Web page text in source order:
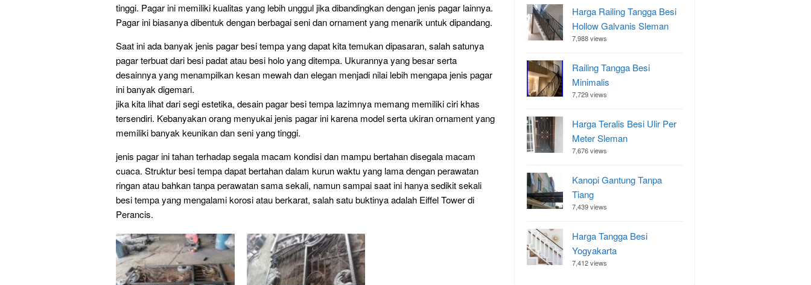
tinggi. Pagar ini memiliki kualitas yang lebih unggul jika dibandingkan dengan jenis pagar lainnya.
Pagar ini biasanya dibentuk dengan berbagai seni dan ornament yang menarik untuk dipandang.
Saat ini ada banyak jenis pagar besi tempa yang dapat kita temukan dipasaran, salah satunya
pagar terbuat dari besi padat atau besi holo yang ditempa. Ukurannya yang besar serta
desainnya yang menampilkan kesan mewah dan elegan menjadi nilai lebih mengapa jenis pagar
ini banyak digemari.
jika kita lihat dari segi estetika, desain pagar besi tempa lazimnya memang memiliki ciri khas
tersendiri. Kebanyakan orang menyukai jenis pagar ini karena model serta ukiran ornament yang
memiliki banyak keunikan dan seni yang tinggi.
jenis pagar ini tahan terhadap segala macam kondisi dan mampu bertahan disegala macam
cuaca. Struktur besi tempa dapat bertahan dalam kurun waktu yang lama dengan perawatan
ringan atau bahkan tanpa perawatan sama sekali, namun sampai saat ini hanya sedikit sekali
besi tempa yang mengalami korosi atau berkarat, salah satu buktinya adalah Eiffel Tower di
Perancis.
Harga Railing Tangga Besi
Hollow Galvanis Sleman
7,988 views
Railing Tangga Besi
Minimalis
7,729 views
Harga Teralis Besi Ulir Per
Meter Sleman
7,676 views
Kanopi Gantung Tanpa
Tiang
7,439 views
Harga Tangga Besi
Yogyakarta
7,412 views